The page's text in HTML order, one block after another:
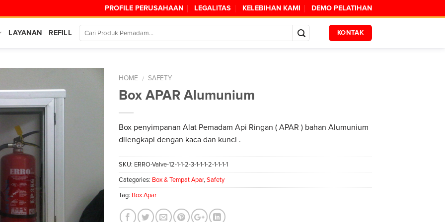
PROFILE PERUSAHAAN LEGALITAS KELEBIHAN KAMI DEMO PELATIHAN
LAYANAN REFILL KONTAK
HOME / SAFETY
Box APAR Alumunium
Box penyimpanan Alat Pemadam Api Ringan ( APAR ) bahan Alumunium
dilengkapi dengan kaca dan kunci .
SKU: ERRO-Valve-12-1-1-2-3-1-1-1-2-1-1-1-1
Categories: Box & Tempat Apar,Safety
Tag: Box Apar